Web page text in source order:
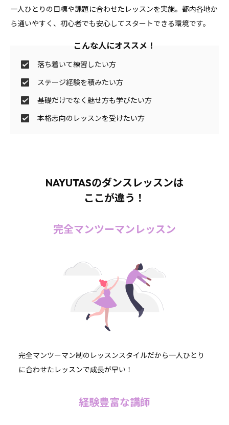
一人ひとりの目標や課題に合わせたレッスンを実施。都内各地か
ら通いやすく、初心者でも安心してスタートできる環境です。
こんな人にオススメ！
落ち着いて練習したい方
ステージ経験を積みたい方
基礎だけでなく魅せ方も学びたい方
本格志向のレッスンを受けたい方
NAYUTASのダンスレッスンは
ここが違う！
完全マンツーマンレッスン
完全マンツーマン制のレッスンスタイルだから一人ひとり
に合わせたレッスンで成長が早い！
経験豊富な講師